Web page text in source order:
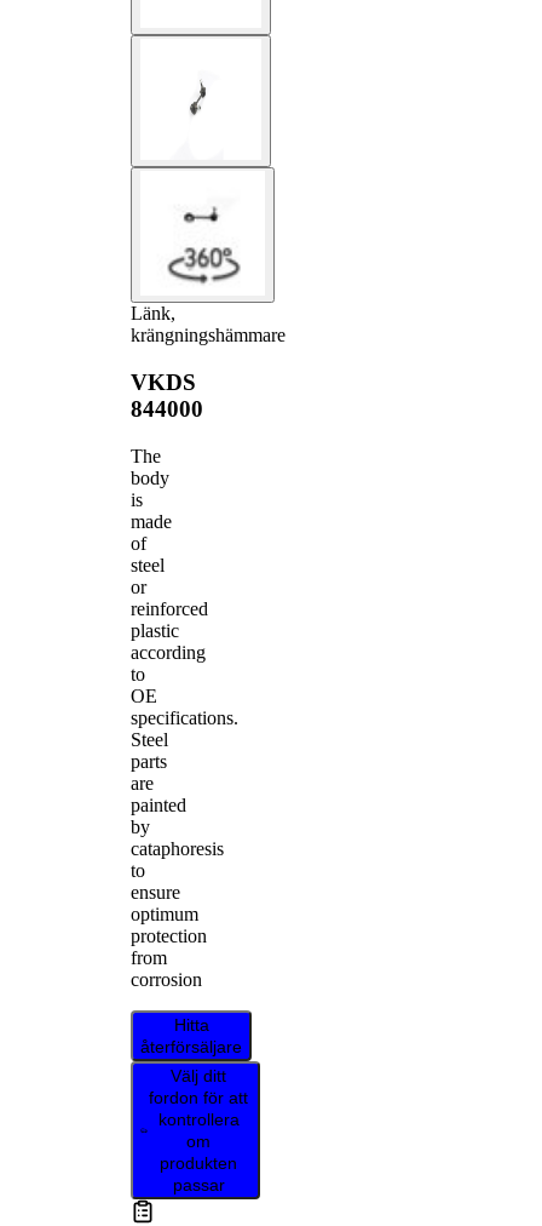
Länk,
krängningshämmare
VKDS
844000
The
body
is
made
of
steel
or
reinforced
plastic
according
to
OE
specifications.
Steel
parts
are
painted
by
cataphoresis
to
ensure
optimum
protection
from
corrosion
Hitta
återförsäljare
Välj ditt
fordon för att
kontrollera
om
produkten
passar